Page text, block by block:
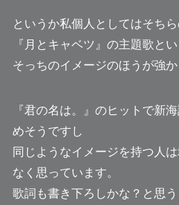
というか私個人としてはそち
『月とキャベツ』の主題歌と
そっちのイメージのほうが強か
『君の名は。』のヒットで新
めそうですし
同じようなイメージを持つ人
なく思っています。
歌詞も書き下ろしかな？と思